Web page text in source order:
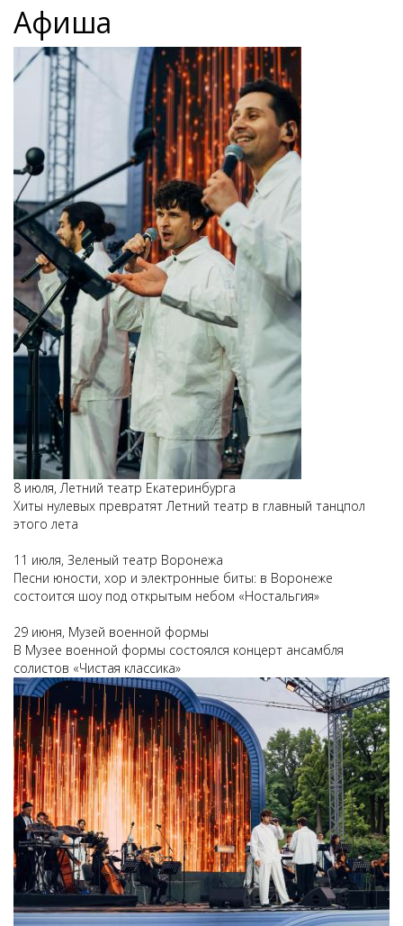
Афиша
8 июля, Летний театр Екатеринбурга
Хиты нулевых превратят Летний театр в главный танцпол
этого лета
11 июля, Зеленый театр Воронежа
Песни юности, хор и электронные биты: в Воронеже
состоится шоу под открытым небом «Ностальгия»
29 июня, Музей военной формы
В Музее военной формы состоялся концерт ансамбля
солистов «Чистая классика»